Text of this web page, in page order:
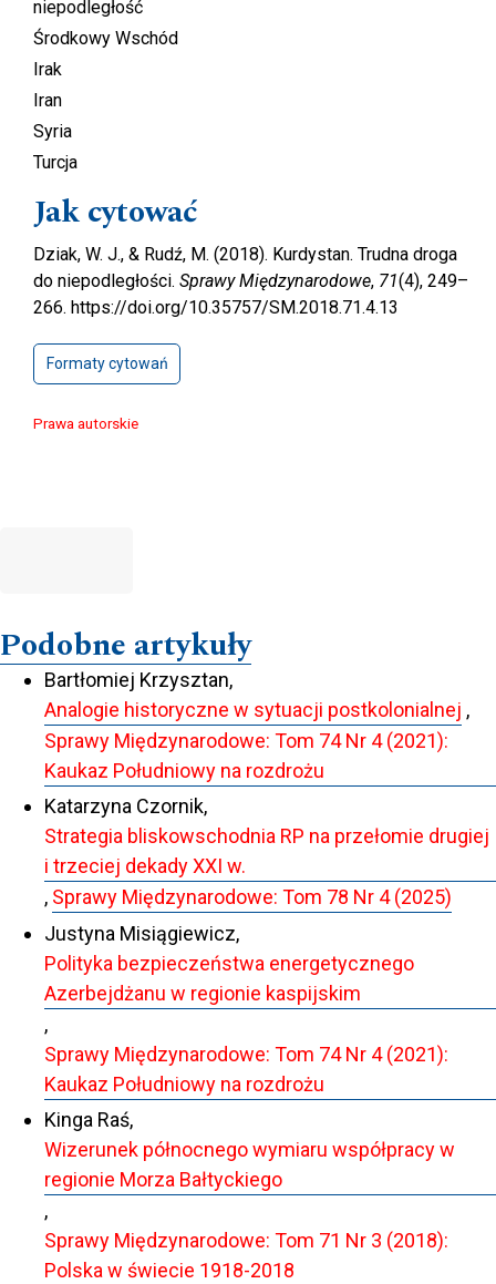
niepodległość
Środkowy Wschód
Irak
Iran
Syria
Turcja
Jak cytować
Dziak, W. J., & Rudź, M. (2018). Kurdystan. Trudna droga
do niepodległości. Sprawy Międzynarodowe, 71(4), 249–
266. https://doi.org/10.35757/SM.2018.71.4.13
Formaty cytowań
Prawa autorskie
Podobne artykuły
Bartłomiej Krzysztan,
Analogie historyczne w sytuacji postkolonialnej ,
Sprawy Międzynarodowe: Tom 74 Nr 4 (2021):
Kaukaz Południowy na rozdrożu
Katarzyna Czornik,
Strategia bliskowschodnia RP na przełomie drugiej
i trzeciej dekady XXI w.
, Sprawy Międzynarodowe: Tom 78 Nr 4 (2025)
Justyna Misiągiewicz,
Polityka bezpieczeństwa energetycznego
Azerbejdżanu w regionie kaspijskim
,
Sprawy Międzynarodowe: Tom 74 Nr 4 (2021):
Kaukaz Południowy na rozdrożu
Kinga Raś,
Wizerunek północnego wymiaru współpracy w
regionie Morza Bałtyckiego
,
Sprawy Międzynarodowe: Tom 71 Nr 3 (2018):
Polska w świecie 1918-2018